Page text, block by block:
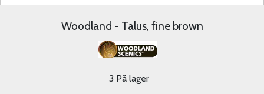
Woodland - Talus, fine brown
3 På lager